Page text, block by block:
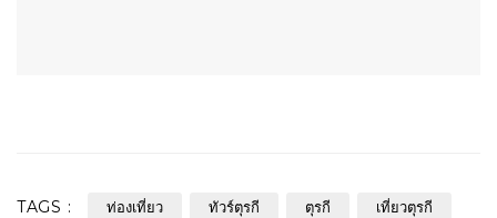
TAGS : ท่องเที่ยว ทัวร์ตุรกี ตุรกี เที่ยวตุรกี